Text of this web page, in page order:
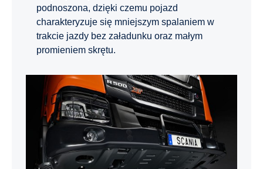
podnoszona, dzięki czemu pojazd
charakteryzuje się mniejszym spalaniem w
trakcie jazdy bez załadunku oraz małym
promieniem skrętu.